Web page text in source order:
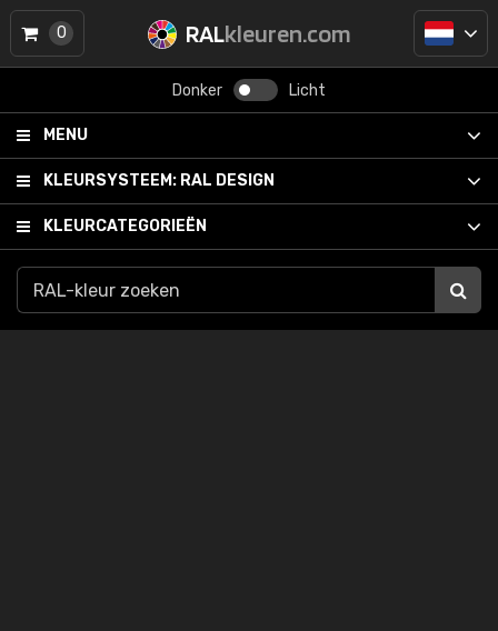
RALkleuren.com
Donker Licht
MENU
KLEURSYSTEEM: RAL DESIGN
KLEURCATEGORIEËN
0